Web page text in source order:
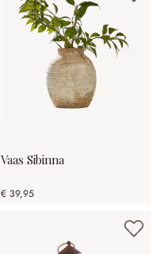
Vaas Sibinna
€ 39,95